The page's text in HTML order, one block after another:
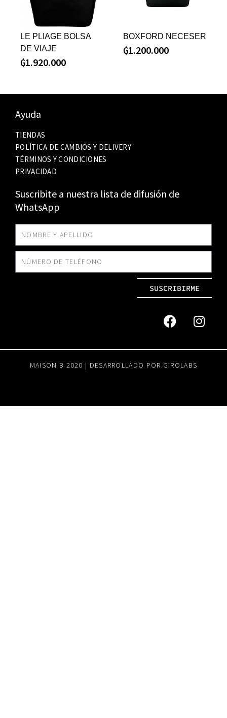
LE PLIAGE BOLSA
DE VIAJE
₲1.920.000
BOXFORD NECESER
₲1.200.000
Ayuda
TIENDAS
POLÍTICA DE CAMBIOS Y DELIVERY
TÉRMINOS Y CONDICIONES
PRIVACIDAD
Suscribite a nuestra lista de difusión de
WhatsApp
SUSCRIBIRME
MAISON B 2020 | DESARROLLADO POR GIROLABS